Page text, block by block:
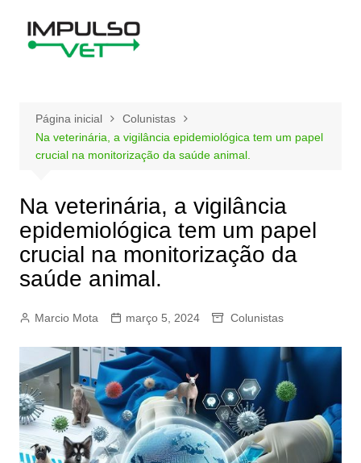
Página inicial
Colunistas
Na veterinária, a vigilância epidemiológica tem um papel
crucial na monitorização da saúde animal.
Na veterinária, a vigilância
epidemiológica tem um papel
crucial na monitorização da
saúde animal.
Marcio Mota março 5, 2024 Colunistas